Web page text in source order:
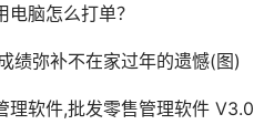
电脑怎么打单？
绩弥补不在家过年的遗憾(图)
,批发零售管理软件 V3.0官方免费下载,简体中